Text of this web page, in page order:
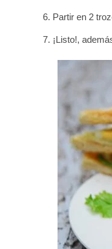
Partir en 2
¡Listo!,